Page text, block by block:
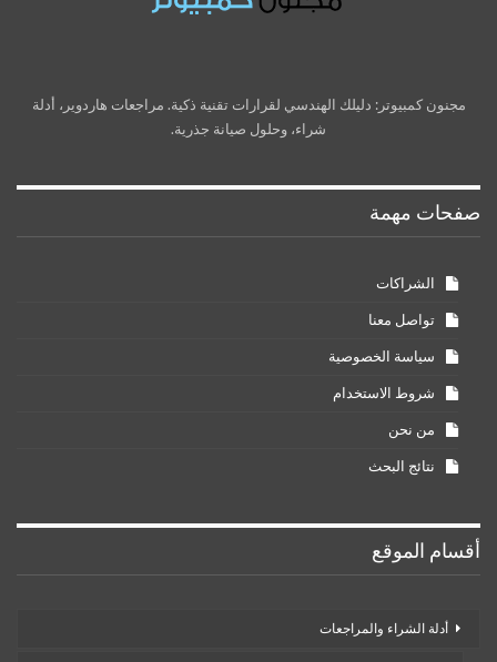
مجنون كمبيوتر: دليلك الهندسي لقرارات تقنية ذكية. مراجعات هاردوير، أدلة
شراء، وحلول صيانة جذرية.
صفحات مهمة
الشراكات
تواصل معنا
سياسة الخصوصية
شروط الاستخدام
من نحن
نتائج البحث
أقسام الموقع
أدلة الشراء والمراجعات